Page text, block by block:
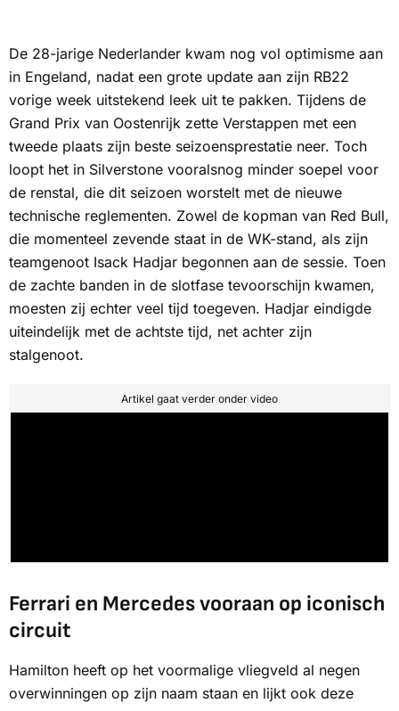
De 28-jarige Nederlander kwam nog vol optimisme aan
in Engeland, nadat een grote update aan zijn RB22
vorige week uitstekend leek uit te pakken. Tijdens de
Grand Prix van Oostenrijk zette Verstappen met een
tweede plaats zijn beste seizoensprestatie neer. Toch
loopt het in Silverstone vooralsnog minder soepel voor
de renstal, die dit seizoen worstelt met de nieuwe
technische reglementen. Zowel de kopman van Red Bull,
die momenteel zevende staat in de WK-stand, als zijn
teamgenoot Isack Hadjar begonnen aan de sessie. Toen
de zachte banden in de slotfase tevoorschijn kwamen,
moesten zij echter veel tijd toegeven. Hadjar eindigde
uiteindelijk met de achtste tijd, net achter zijn
stalgenoot.
Artikel gaat verder onder video
Ferrari en Mercedes vooraan op iconisch
circuit
Hamilton heeft op het voormalige vliegveld al negen
overwinningen op zijn naam staan en lijkt ook deze